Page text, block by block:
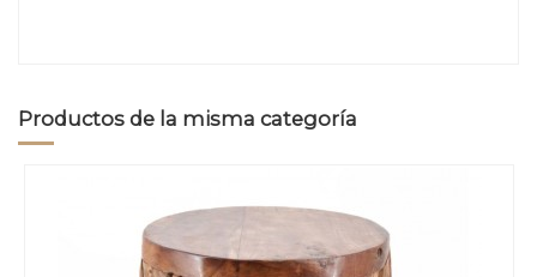
Productos de la misma categoría